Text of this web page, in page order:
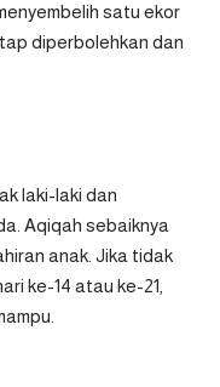
satu ekor
diperbolehkan dan
laki-laki dan
Aqiqah sebaiknya
anak. Jika tidak
ke-14 atau ke-21,